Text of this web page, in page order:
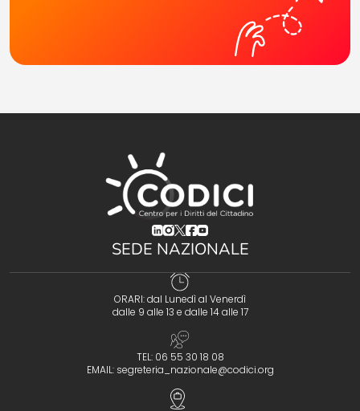
(opens in a new tab)
(opens in a new tab)
(opens in a new tab)
(opens in a new tab)
(opens in a new tab)
SEDE NAZIONALE
ORARI: dal Lunedì al Venerdì
dalle 9 alle 13 e dalle 14 alle 17
TEL: 06 55 30 18 08
EMAIL: segreteria_nazionale@codici.org